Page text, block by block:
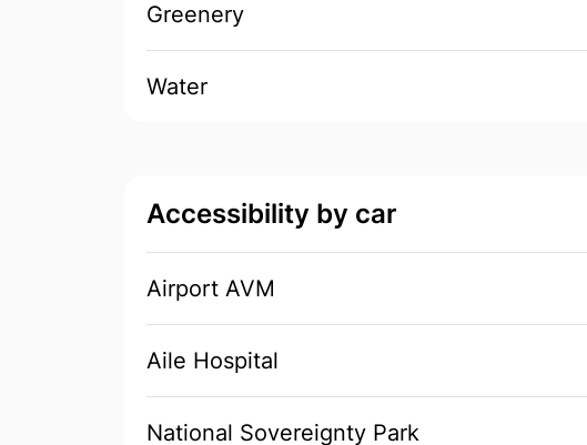
Greenery
Water
Accessibility by car
Airport AVM
Aile Hospital
National Sovereignty Park